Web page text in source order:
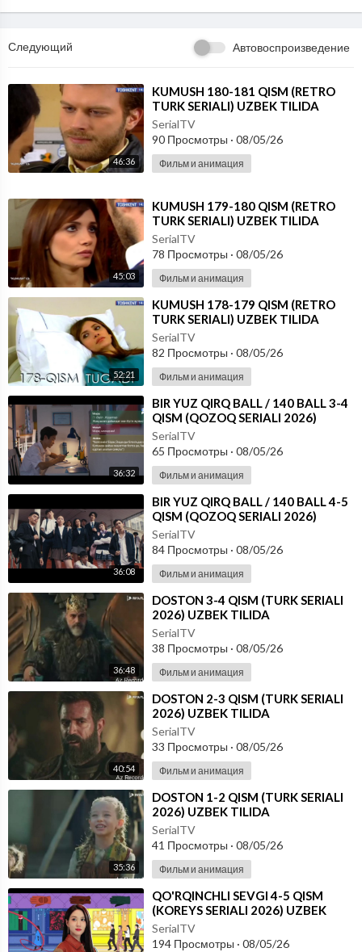
Следующий Автовоспроизведение
46:36
⁣KUMUSH 180-181 QISM (RETRO
TURK SERIALI) UZBEK TILIDA
SerialTV
90 Просмотры · 08/05/26
Фильм и анимация
45:03
⁣KUMUSH 179-180 QISM (RETRO
TURK SERIALI) UZBEK TILIDA
SerialTV
78 Просмотры · 08/05/26
Фильм и анимация
52:21
⁣KUMUSH 178-179 QISM (RETRO
TURK SERIALI) UZBEK TILIDA
SerialTV
82 Просмотры · 08/05/26
Фильм и анимация
36:32
⁣⁣BIR YUZ QIRQ BALL / 140 BALL 3-4
QISM (QOZOQ SERIALI 2026)
UZBEK TILIDA
SerialTV
65 Просмотры · 08/05/26
Фильм и анимация
36:08
⁣⁣BIR YUZ QIRQ BALL / 140 BALL 4-5
QISM (QOZOQ SERIALI 2026)
UZBEK TILIDA
SerialTV
84 Просмотры · 08/05/26
Фильм и анимация
36:48
⁣DOSTON 3-4 QISM (TURK SERIALI
2026) UZBEK TILIDA
SerialTV
38 Просмотры · 08/05/26
Фильм и анимация
40:54
⁣DOSTON 2-3 QISM (TURK SERIALI
2026) UZBEK TILIDA
SerialTV
33 Просмотры · 08/05/26
Фильм и анимация
35:36
⁣DOSTON 1-2 QISM (TURK SERIALI
2026) UZBEK TILIDA
SerialTV
41 Просмотры · 08/05/26
Фильм и анимация
⁣⁣QO'RQINCHLI SEVGI 4-5 QISM
(KOREYS SERIALI 2026) UZBEK
TILIDA
SerialTV
194 Просмотры · 08/05/26